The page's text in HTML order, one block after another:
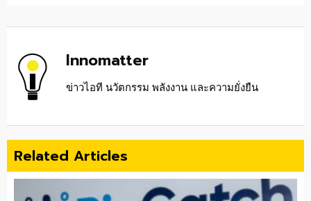
Innomatter
ข่าวไอที นวัตกรรม พลังงาน และความยั่งยืน
Related Articles